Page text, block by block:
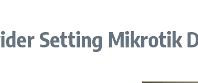
Setting Mikrotik